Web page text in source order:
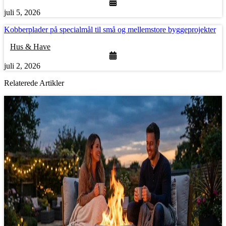
juli 5, 2026
Kobberplader på specialmål til små og mellemstore byggeprojekter
Hus & Have
juli 2, 2026
Relaterede Artikler